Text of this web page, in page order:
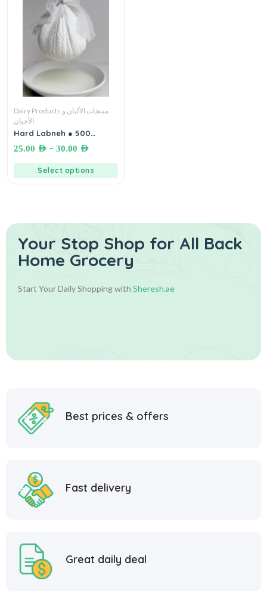
Dairy Products منتجات الألبان و
الأجبان
Hard Labneh ● 500
للزيت
25.00 AED – 30.00 AED
Select options
Your Stop Shop for All Back
Home Grocery
Start Your Daily Shopping with Sheresh.ae
Best prices & offers
Fast delivery
Great daily deal